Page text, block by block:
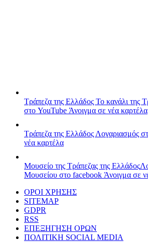
Τράπεζα της Ελλάδος Το κανάλι της
στο YouTube Άνοιγμα σε νέα καρτέλα
Τράπεζα της Ελλάδος Λογαριασμός
νέα καρτέλα
Μουσείο της Τράπεζας της Ελλάδος
Μουσείου στο facebook Άνοιγμα σε
ΟΡΟΙ ΧΡΗΣΗΣ
SITEMAP
GDPR
RSS
ΕΠΕΞΗΓΗΣΗ ΟΡΩΝ
ΠΟΛΙΤΙΚΗ SOCIAL MEDIA